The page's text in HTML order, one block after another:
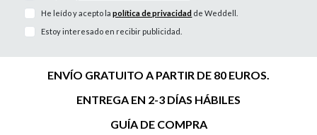
He leído y acepto lapolítica de privacidad de Weddell.
Estoy interesado en recibir publicidad.
ENVÍO GRATUITO A PARTIR DE 80 EUROS.
ENTREGA EN 2-3 DÍAS HÁBILES
GUÍA DE COMPRA